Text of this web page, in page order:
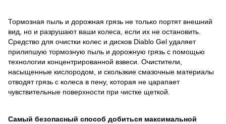
Тормозная пыль и дорожная грязь не только портят внешний
вид, но и разрушают ваши колеса, если их не остановить.
Средство для очистки колес и дисков Diablo Gel удаляет
прилипшую тормозную пыль и дорожную грязь с помощью
технологии концентрированной взвеси. Очистители,
насыщенные кислородом, и скользкие смазочные материалы
отводят грязь с колеса в пену, которая не царапает
чувствительные поверхности при чистке щеткой.
Самый безопасный способ добиться максимальной